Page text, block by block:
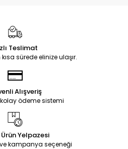
Teslimat
sürede elinize ulaşır.
Alışveriş
ödeme sistemi
Yelpazesi
kampanya seçeneği